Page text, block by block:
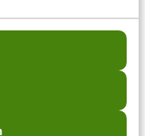
opnieuw
wordt zeer
heetste uren